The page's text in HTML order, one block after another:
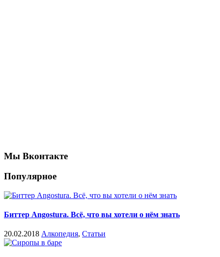
Мы Вконтакте
Популярное
Биттер Angostura. Всё, что вы хотели о нём знать
20.02.2018 Алкопедия, Статьи